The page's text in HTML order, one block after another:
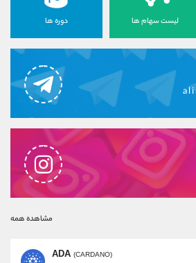
لیست سهام ها دوره ها
مشاهده همه
ADA (CARDANO)